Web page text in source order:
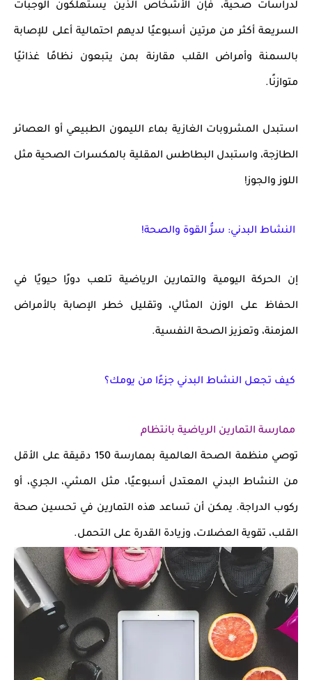
لدراسات صحية، فإن الأشخاص الذين يستهلكون الوجبات
السريعة أكثر من مرتين أسبوعيًا لديهم احتمالية أعلى للإصابة
بالسمنة وأمراض القلب مقارنة بمن يتبعون نظامًا غذائيًا
متوازنًا.
استبدل المشروبات الغازية بماء الليمون الطبيعي أو العصائر
الطازجة، واستبدل البطاطس المقلية بالمكسرات الصحية مثل
اللوز والجوز!
النشاط البدني: سرُّ القوة والصحة!
إن الحركة اليومية والتمارين الرياضية تلعب دورًا حيويًا في
الحفاظ على الوزن المثالي، وتقليل خطر الإصابة بالأمراض
المزمنة، وتعزيز الصحة النفسية.
كيف تجعل النشاط البدني جزءًا من يومك؟
ممارسة التمارين الرياضية بانتظام
توصي منظمة الصحة العالمية بممارسة 150 دقيقة على الأقل
من النشاط البدني المعتدل أسبوعيًا، مثل المشي، الجري، أو
ركوب الدراجة. يمكن أن تساعد هذه التمارين في تحسين صحة
القلب، تقوية العضلات، وزيادة القدرة على التحمل.